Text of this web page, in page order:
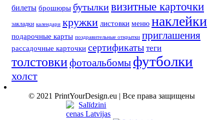
билеты брошюры бутылкивизитные карточки
закладки календари кружки листовки меню наклейки
подарочные карты поздравительные открытки приглашения
рассадочные карточки сертификаты теги
толстовкифотоальбомы футболки
холст
© 2021 PrintYourDesign.eu | Все права защищены